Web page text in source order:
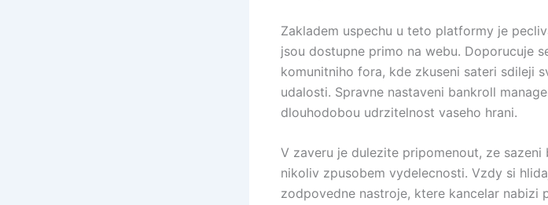
Zakladem uspechu u teto platformy je
jsou dostupne primo na webu. Doporucuje
komunitniho fora, kde zkuseni sateri sdileji
udalosti. Spravne nastaveni bankroll
dlouhodobou udrzitelnost vaseho hrani.
V zaveru je dulezite pripomenout, ze
nikoliv zpusobem vydelecnosti. Vzdy si
zodpovedne nastroje, ktere kancelar nabizi